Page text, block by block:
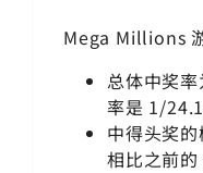
Mega Millions
总体中奖
率是 1/
中得头奖
相比之前